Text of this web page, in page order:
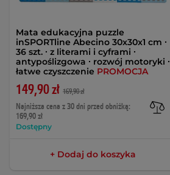
Mata edukacyjna puzzle
inSPORTline Abecino 30x30x1 cm ∙
36 szt. ∙ z literami i cyframi ∙
antypoślizgowa ∙ rozwój motoryki ∙
łatwe czyszczenie PROMOCJA
149,90 zł 169,90 zł
Najniższa cena z 30 dni przed obniżką:
169,90 zł
Dostępny
+ Dodaj do koszyka